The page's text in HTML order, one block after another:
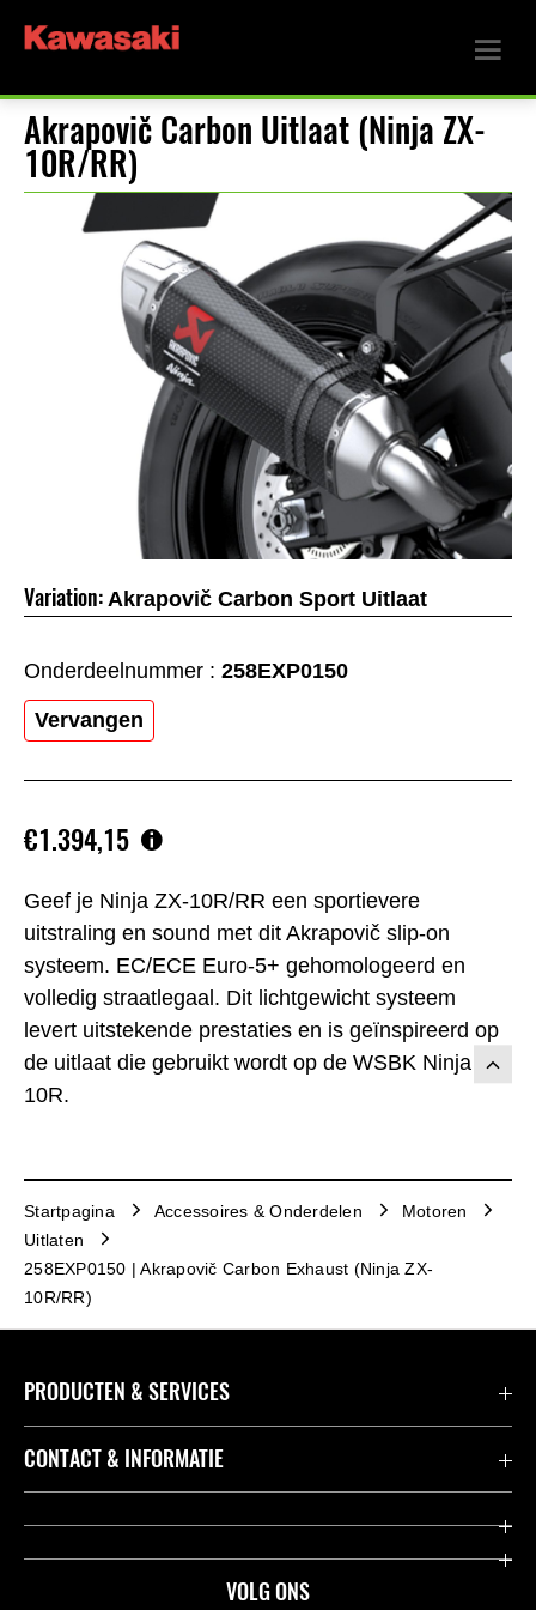
Akrapovič Carbon Uitlaat (Ninja ZX-
10R/RR)
Geef je Ninja ZX-10R/RR een sportievere
uitstraling en sound met dit Akrapovič slip-on
systeem. EC/ECE Euro-5+ gehomologeerd en
volledig straatlegaal. Dit lichtgewicht systeem
levert uitstekende prestaties en is geïnspireerd op
de uitlaat die gebruikt wordt op de WSBK Ninja ZX-
10R.
€1.394,15
Variation: Akrapovič Carbon Sport Uitlaat
Onderdeelnummer : 258EXP0150
Vervangen
Startpagina Accessoires & Onderdelen
Motoren
Uitlaten
258EXP0150 | Akrapovič Carbon Exhaust (Ninja ZX-
10R/RR)
VOLG ONS
PRODUCTEN & SERVICES
Accessoires & Onderdelen
Dealers
CONTACT & INFORMATIE
Contact